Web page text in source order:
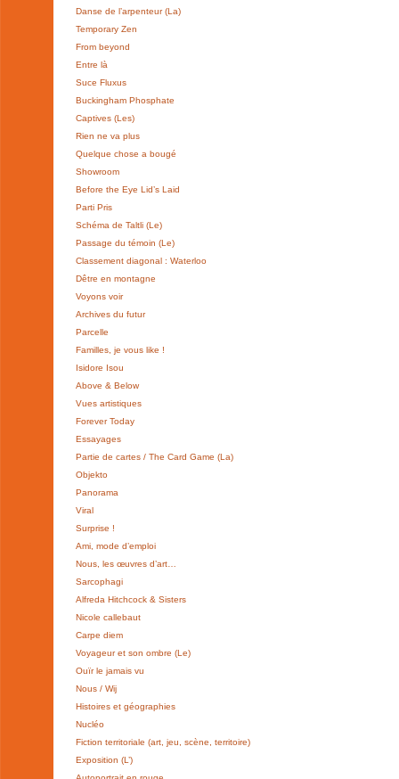
Danse de l’arpenteur (La)
Temporary Zen
From beyond
Entre là
Suce Fluxus
Buckingham Phosphate
Captives (Les)
Rien ne va plus
Quelque chose a bougé
Showroom
Before the Eye Lid’s Laid
Parti Pris
Schéma de Taltli (Le)
Passage du témoin (Le)
Classement diagonal : Waterloo
Dêtre en montagne
Voyons voir
Archives du futur
Parcelle
Familles, je vous like !
Isidore Isou
Above & Below
Vues artistiques
Forever Today
Essayages
Partie de cartes / The Card Game (La)
Objekto
Panorama
Viral
Surprise !
Ami, mode d’emploi
Nous, les œuvres d’art…
Sarcophagi
Alfreda Hitchcock & Sisters
Nicole callebaut
Carpe diem
Voyageur et son ombre (Le)
Ouïr le jamais vu
Nous / Wij
Histoires et géographies
Nucléo
Fiction territoriale (art, jeu, scène, territoire)
Exposition (L’)